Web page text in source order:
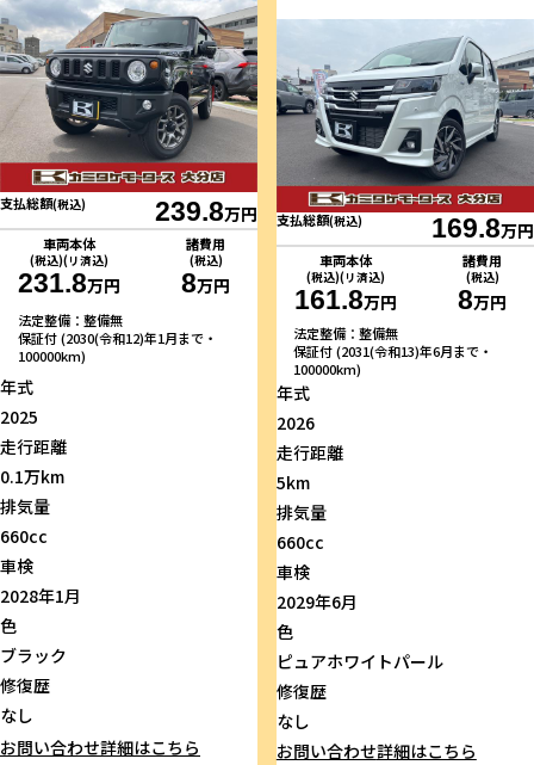
支払総額(税込) 239.8万円
車両本体
(税込)(リ済込)
231.8万円
諸費用
(税込)
8万円
法定整備：整備無
保証付 (2030(令和12)年1月まで・
100000km)
年式
2025
走行距離
0.1万km
排気量
660cc
車検
2028年1月
色
ブラック
修復歴
なし
お問い合わせ詳細はこちら
支払総額(税込) 169.8万円
車両本体
(税込)(リ済込)
161.8万円
諸費用
(税込)
8万円
法定整備：整備無
保証付 (2031(令和13)年6月まで・
100000km)
年式
2026
走行距離
5km
排気量
660cc
車検
2029年6月
色
ピュアホワイトパール
修復歴
なし
お問い合わせ詳細はこちら